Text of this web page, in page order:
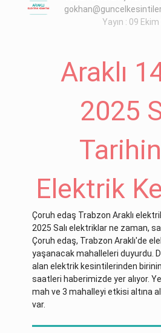
Yayın : 09
Araklı
2025
Elektrik
Çoruh edaş Trabzon Araklı
2025 Salı elektriklar ne zaman,
Çoruh edaş, Trabzon Araklı'de
yaşanacak mahalleleri duyurdu.
alan elektrik kesintilerinden
saatleri haberimizde yer alıyor.
mah ve 3 mahalleyi etkisi altına
var.